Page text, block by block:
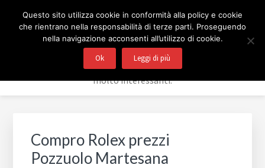
navigazione
COMPRO E VENDO ROLEX
BERGAMO
⭐ Vendita di Rolex usati, fantastiche occasioni a prezzi
molto interessanti.
Compro Rolex prezzi
Pozzuolo Martesana
Questo sito utilizza cookie in conformità alla policy e cookie
che rientrano nella responsabilità di terze parti. Proseguendo
nella navigazione acconsenti all’utilizzo di cookie.
Ok Leggi di più